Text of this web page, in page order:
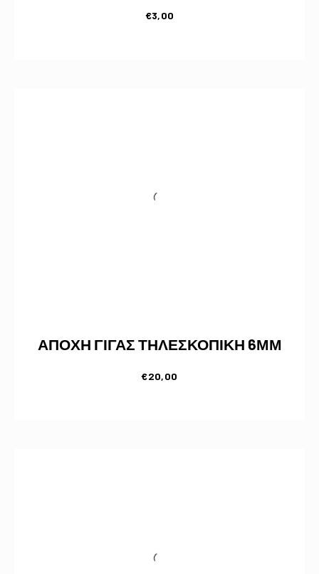
€3,00
ΑΠΟΧΗ ΓΙΓΑΣ ΤΗΛΕΣΚΟΠΙΚΗ 6ΜΜ
€20,00